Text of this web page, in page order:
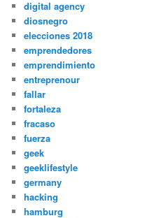
digital agency
diosnegro
elecciones 2018
emprendedores
emprendimiento
entreprenour
fallar
fortaleza
fracaso
fuerza
geek
geeklifestyle
germany
hacking
hamburg